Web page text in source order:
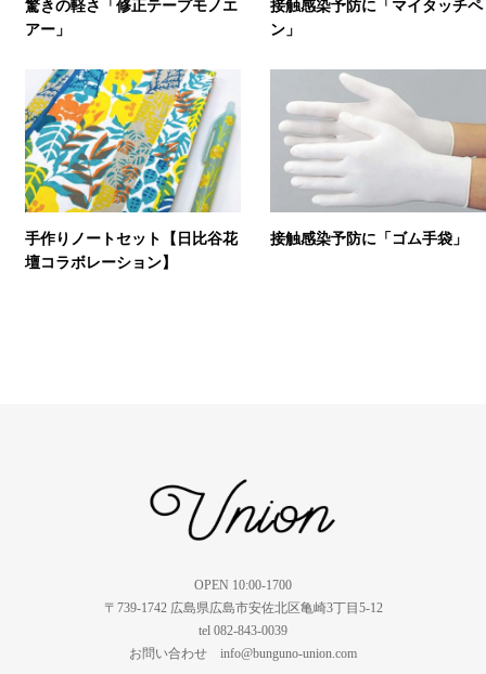
驚きの軽さ「修正テープモノエ
アー」
接触感染予防に「マイタッチペ
ン」
手作りノートセット【日比谷花
壇コラボレーション】
接触感染予防に「ゴム手袋」
OPEN 10:00-1700
〒739-1742 広島県広島市安佐北区亀崎3丁目5-12
tel 082-843-0039
お問い合わせ info@bunguno-union.com